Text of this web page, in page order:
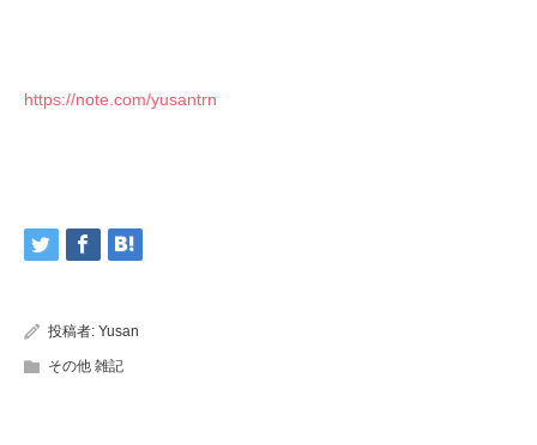
https://note.com/yusantrn
投稿者: Yusan
その他 雑記